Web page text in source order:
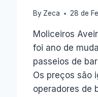
By Zeca 28 de
Moliceiros
foi ano de
passeios de
Os preços são
operadores de